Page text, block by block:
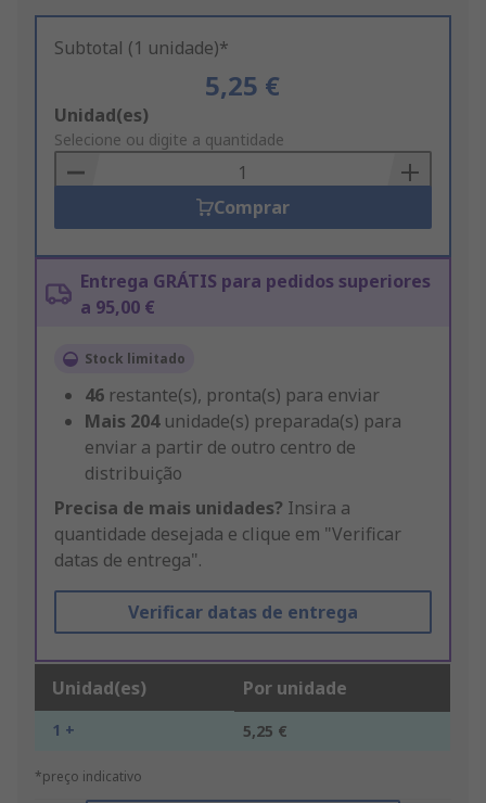
Subtotal (1 unidade)*
5,25 €
Add
to
Basket
Unidad(es)
Selecione ou digite a quantidade
Comprar
Entrega GRÁTIS para pedidos superiores
a 95,00 €
Stock limitado
46 restante(s), pronta(s) para enviar
Mais 204 unidade(s) preparada(s) para
enviar a partir de outro centro de
distribuição
Precisa de mais unidades? Insira a
quantidade desejada e clique em "Verificar
datas de entrega".
Verificar datas de entrega
Unidad(es) Por unidade
1 + 5,25 €
*preço indicativo